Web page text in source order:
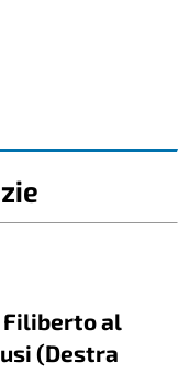
Filiberto al
(Destra